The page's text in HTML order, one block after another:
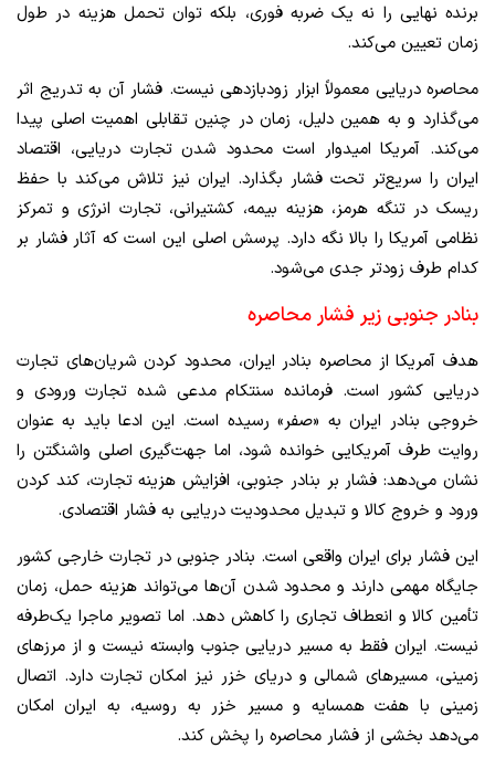
برنده نهایی را نه یک ضربه فوری، بلکه توان تحمل هزینه در طول
زمان تعیین می‌کند.
محاصره دریایی معمولاً ابزار زودبازدهی نیست. فشار آن به تدریج اثر
می‌گذارد و به همین دلیل، زمان در چنین تقابلی اهمیت اصلی پیدا
می‌کند. آمریکا امیدوار است محدود شدن تجارت دریایی، اقتصاد
ایران را سریع‌تر تحت فشار بگذارد. ایران نیز تلاش می‌کند با حفظ
ریسک در تنگه هرمز، هزینه بیمه، کشتیرانی، تجارت انرژی و تمرکز
نظامی آمریکا را بالا نگه دارد. پرسش اصلی این است که آثار فشار بر
کدام طرف زودتر جدی می‌شود.
بنادر جنوبی زیر فشار محاصره
هدف آمریکا از محاصره بنادر ایران، محدود کردن شریان‌های تجارت
دریایی کشور است. فرمانده سنتکام مدعی شده تجارت ورودی و
خروجی بنادر ایران به «صفر» رسیده است. این ادعا باید به عنوان
روایت طرف آمریکایی خوانده شود، اما جهت‌گیری اصلی واشنگتن را
نشان می‌دهد: فشار بر بنادر جنوبی، افزایش هزینه تجارت، کند کردن
ورود و خروج کالا و تبدیل محدودیت دریایی به فشار اقتصادی.
این فشار برای ایران واقعی است. بنادر جنوبی در تجارت خارجی کشور
جایگاه مهمی دارند و محدود شدن آن‌ها می‌تواند هزینه حمل، زمان
تأمین کالا و انعطاف تجاری را کاهش دهد. اما تصویر ماجرا یک‌طرفه
نیست. ایران فقط به مسیر دریایی جنوب وابسته نیست و از مرزهای
زمینی، مسیرهای شمالی و دریای خزر نیز امکان تجارت دارد. اتصال
زمینی با هفت همسایه و مسیر خزر به روسیه، به ایران امکان
می‌دهد بخشی از فشار محاصره را پخش کند.